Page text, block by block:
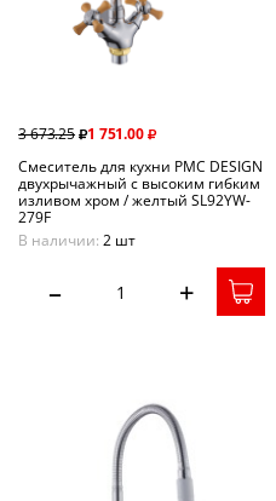
3 673.25 1 751.00
Смеситель для кухни РМС DESIGN
двухрычажный с высоким гибким
изливом хром / желтый SL92YW-
279F
В наличии: 2 шт
– +